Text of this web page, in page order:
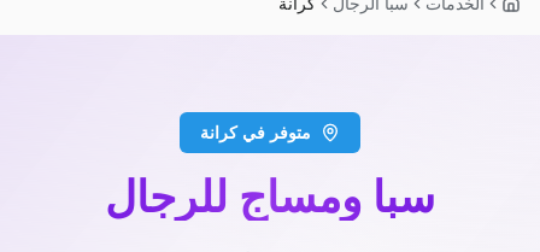
متوفر في كرانة
سبا ومساج للرجال